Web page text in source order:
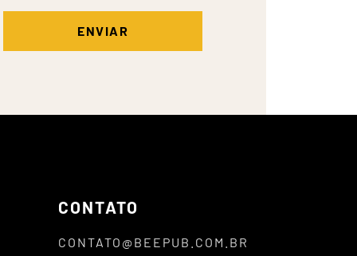
CONTATO
CONTATO@BEEPUB.COM.BR